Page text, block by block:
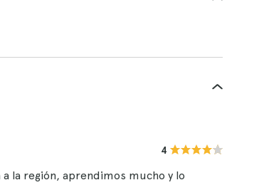
4
la región, aprendimos mucho y lo